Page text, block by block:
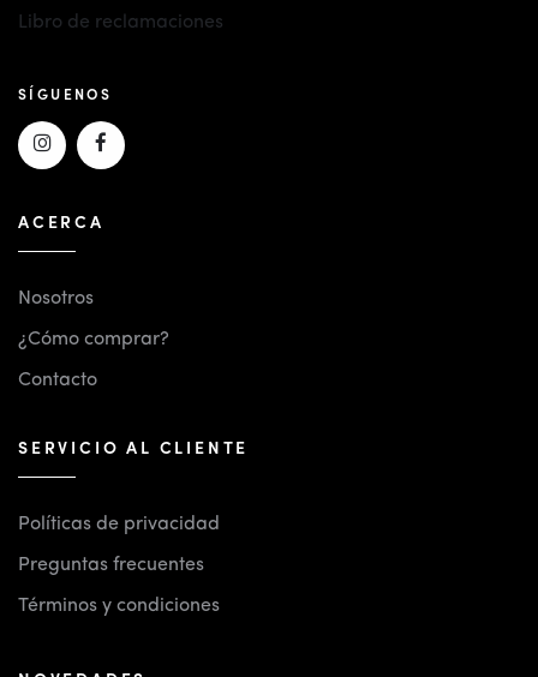
Libro de reclamaciones
SÍGUENOS
ACERCA
Nosotros
¿Cómo comprar?
Contacto
SERVICIO AL CLIENTE
Políticas de privacidad
Preguntas frecuentes
Términos y condiciones